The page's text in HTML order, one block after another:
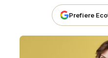
Prefiere